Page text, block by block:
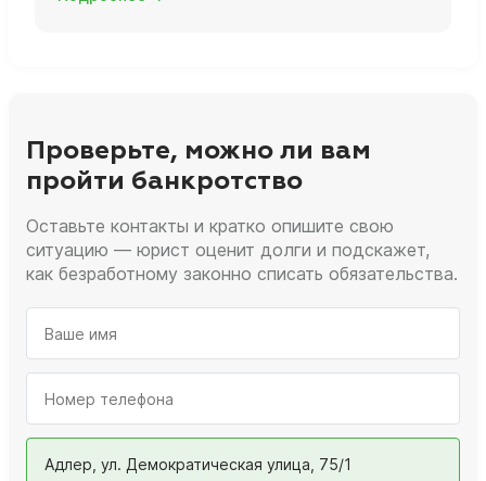
Проверьте, можно ли вам
пройти банкротство
Оставьте контакты и кратко опишите свою
ситуацию — юрист оценит долги и подскажет,
как безработному законно списать обязательства.
Адлер, ул. Демократическая улица, 75/1